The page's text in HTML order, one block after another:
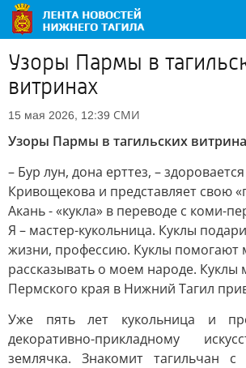
Узоры Пармы в
витринах
15 мая 2026, 12:39 СМИ
Узоры Пармы в тагильских
– Бур лун, дона ерттез, –
Кривощекова и представляет свою
Акань - «кукла» в переводе с коми-
Я – мастер-кукольница. Куклы
жизни, профессию. Куклы помогают
рассказывать о моем народе. Куклы
Пермского края в Нижний Тагил
Уже пять лет кукольница и
декоративно-прикладному
землячка. Знакомит тагильчан с